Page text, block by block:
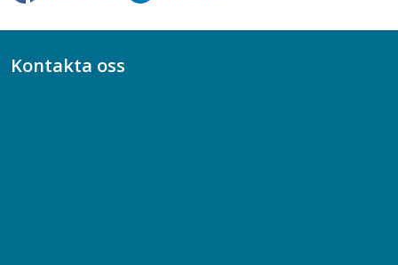
Kontakta oss